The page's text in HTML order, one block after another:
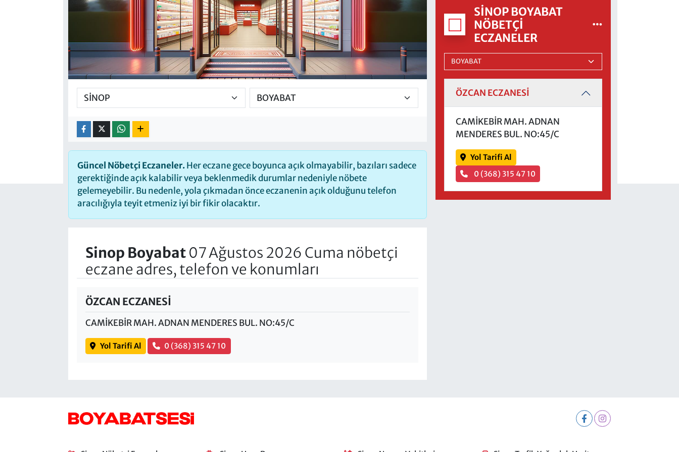
Güncel Nöbetçi Eczaneler.Her eczane gece boyunca açık olmayabilir, bazıları sadece
gerektiğinde açık kalabilir veya beklenmedik durumlar nedeniyle nöbete
gelemeyebilir. Bu nedenle, yola çıkmadan önce eczanenin açık olduğunu telefon
aracılığıyla teyit etmeniz iyi bir fikir olacaktır.
Sinop Boyabat07 Ağustos 2026 Cuma nöbetçi
eczane adres, telefon ve konumları
ÖZCAN ECZANESİ
CAMİKEBİR MAH. ADNAN MENDERES BUL. NO:45/C
Yol Tarifi Al 0 (368) 315 47 10
SINOP BOYABAT
NÖBETÇI
ECZANELER
ÖZCAN ECZANESİ
CAMİKEBİR MAH. ADNAN
MENDERES BUL. NO:45/C
Yol Tarifi Al
0 (368) 315 47 10